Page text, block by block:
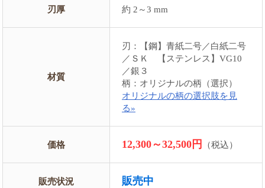
刃厚 約 2～3 mm
材質
刃：【鋼】青紙二号／白紙二号
／ＳＫ 【ステンレス】VG10
／銀３
柄：オリジナルの柄（選択）
オリジナルの柄の選択肢を見
る»
価格 12,300～32,500円 （税込）
販売状況 販売中